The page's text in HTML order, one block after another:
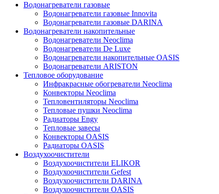
Водонагреватели газовые
Водонагреватели газовые Innovita
Водонагреватели газовые DARINA
Водонагреватели накопительные
Водонагреватели Neoclima
Водонагреватели De Luxe
Водонагреватели накопительные OASIS
Водонагреватели ARISTON
Тепловое оборудование
Инфракрасные обогреватели Neoclima
Конвекторы Neoclima
Тепловентиляторы Neoclima
Тепловые пушки Neoclima
Радиаторы Engy
Тепловые завесы
Конвекторы OASIS
Радиаторы OASIS
Воздухоочистители
Воздухоочистители ELIKOR
Воздухоочистители Gefest
Воздухоочистители DARINA
Воздухоочистители OASIS